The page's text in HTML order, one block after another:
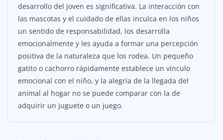
desarrollo del joven es significativa. La interacción con
las mascotas y el cuidado de ellas inculca en los niños
un sentido de responsabilidad, los desarrolla
emocionalmente y les ayuda a formar una percepción
positiva de la naturaleza que los rodea. Un pequeño
gatito o cachorro rápidamente establece un vínculo
emocional con el niño, y la alegría de la llegada del
animal al hogar no se puede comparar con la de
adquirir un juguete o un juego.